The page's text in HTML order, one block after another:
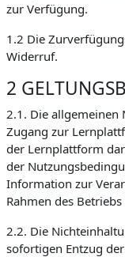
zur Verfügung.
1.2 Die
Widerruf.
2
2.1. Die allgemeinen
Zugang zur
der Lernplattform
der
Information zur
Rahmen des
2.2. Die
sofortigen Entzug